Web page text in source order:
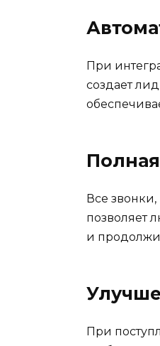
При
создает
Все звонки,
позволяет
и
При